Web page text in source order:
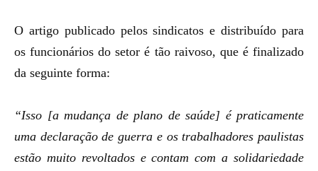
O artigo publicado pelos sindicatos e distribuído para
os funcionários do setor é tão raivoso, que é finalizado
da seguinte forma:
“Isso [a mudança de plano de saúde] é praticamente
uma declaração de guerra e os trabalhadores paulistas
estão muito revoltados e contam com a solidariedade